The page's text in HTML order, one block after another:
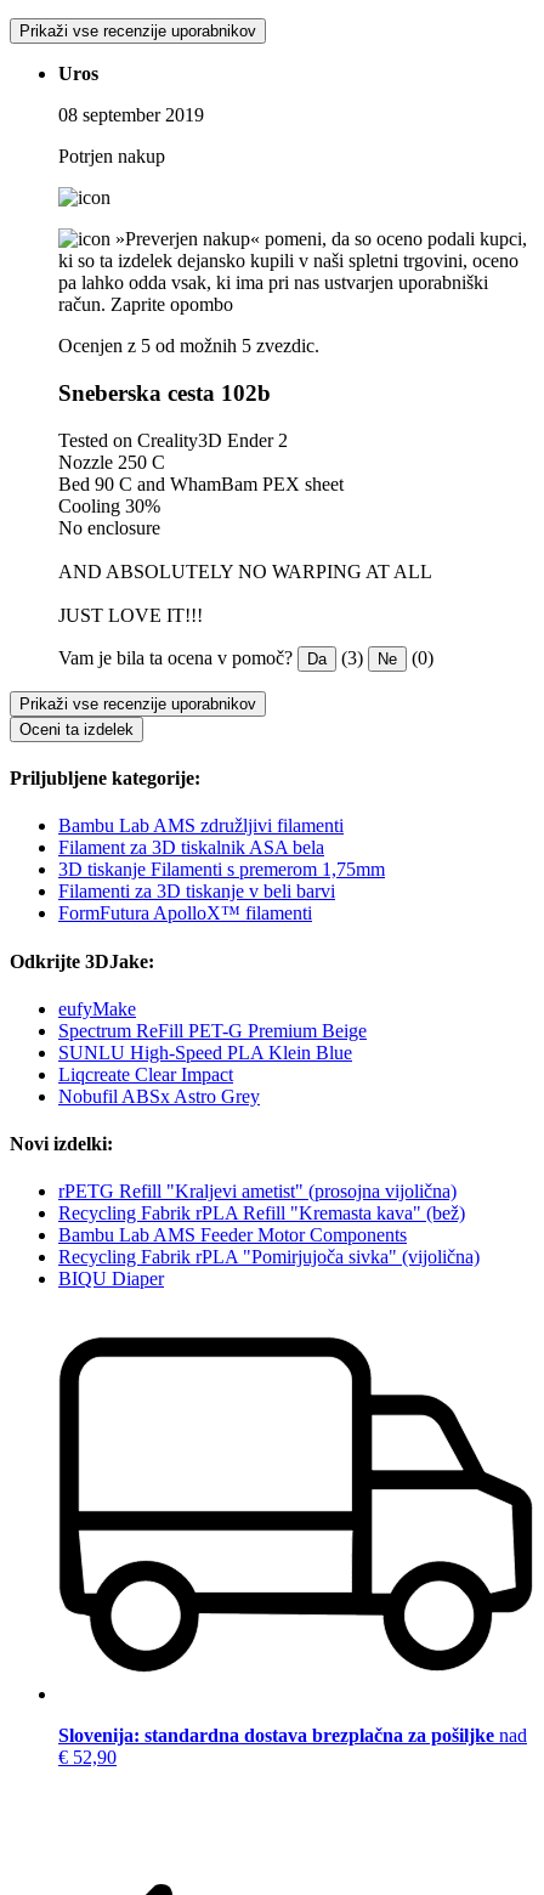
Prikaži vse recenzije uporabnikov
Uros
08 september 2019
Potrjen nakup
»Preverjen nakup« pomeni, da so oceno podali kupci,
ki so ta izdelek dejansko kupili v naši spletni trgovini, oceno
pa lahko odda vsak, ki ima pri nas ustvarjen uporabniški
račun. Zaprite opombo
Ocenjen z 5 od možnih 5 zvezdic.
Sneberska cesta 102b
Tested on Creality3D Ender 2
Nozzle 250 C
Bed 90 C and WhamBam PEX sheet
Cooling 30%
No enclosure
AND ABSOLUTELY NO WARPING AT ALL
JUST LOVE IT!!!
Vam je bila ta ocena v pomoč? Da (3) Ne (0)
Prikaži vse recenzije uporabnikov
Oceni ta izdelek
Priljubljene kategorije:
Bambu Lab AMS združljivi filamenti
Filament za 3D tiskalnik ASA bela
3D tiskanje Filamenti s premerom 1,75mm
Filamenti za 3D tiskanje v beli barvi
FormFutura ApolloX™ filamenti
Odkrijte 3DJake:
eufyMake
Spectrum ReFill PET-G Premium Beige
SUNLU High-Speed PLA Klein Blue
Liqcreate Clear Impact
Nobufil ABSx Astro Grey
Novi izdelki:
rPETG Refill "Kraljevi ametist" (prosojna vijolična)
Recycling Fabrik rPLA Refill "Kremasta kava" (bež)
Bambu Lab AMS Feeder Motor Components
Recycling Fabrik rPLA "Pomirjujoča sivka" (vijolična)
BIQU Diaper
Slovenija: standardna dostava brezplačna za pošiljke nad
€ 52,90